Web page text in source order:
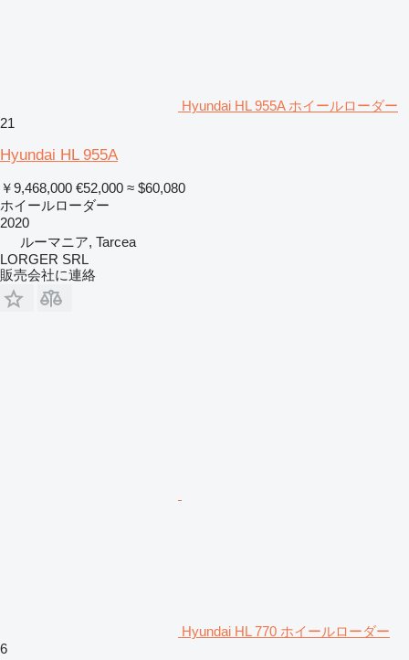
Hyundai HL 955A ホイールローダー
21
Hyundai HL 955A
￥9,468,000 €52,000 ≈ $60,080
ホイールローダー
2020
ルーマニア, Tarcea
LORGER SRL
販売会社に連絡
Hyundai HL 770 ホイールローダー
6